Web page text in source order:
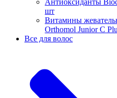
шт
Витамины
Orthomol Junior C
Все для волос